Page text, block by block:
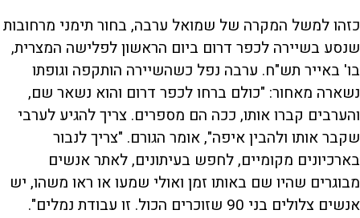
כזהו למשל המקרה של שמואל ערבה, בחור תימני מרחובות
שנסע בשיירה לכפר דרום ביום הראשון לפלישה המצרית,
בו' באייר תש"ח. ערבה נפל כשהשיירה הותקפה וגופתו
נשארה מאחור: "כולם ברחו לכפר דרום והוא נשאר שם,
והערבים קברו אותו, ככה הם מספרים. צריך להגיע לערבי
שקבר אותו ולהבין איפה", אומר הגורם. "צריך לנבור
בארכיונים מקומיים, לחפש בעיתונים, לאתר אנשים
מבוגרים שהיו שם באותו זמן ואולי שמעו או ראו משהו, יש
אנשים צלולים בני 90 שזוכרים הכול. זו עבודת נמלים".